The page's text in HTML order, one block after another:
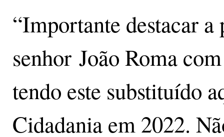
“Importante destacar
senhor João Roma
tendo este substituído
Cidadania em 2022.